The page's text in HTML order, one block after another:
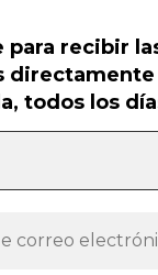
para recibir
todos los